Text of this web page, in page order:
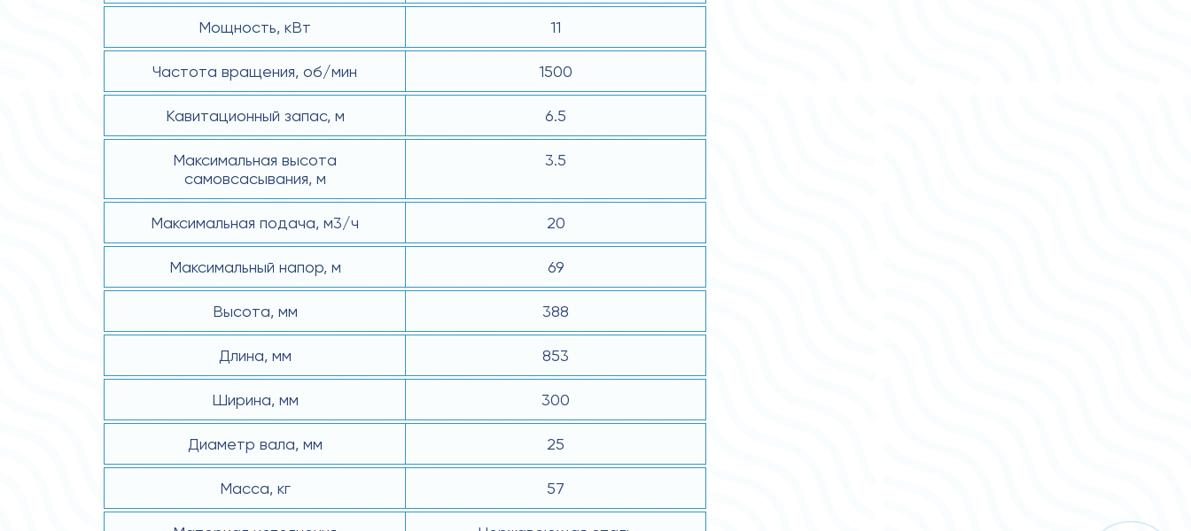
Мощность, кВт 11
Частота вращения, об/мин 1500
Кавитационный запас, м 6.5
Максимальная высота
самовсасывания, м
3.5
Максимальная подача, м3/ч 20
Максимальный напор, м 69
Высота, мм 388
Длина, мм 853
Ширина, мм 300
Диаметр вала, мм 25
Масса, кг 57